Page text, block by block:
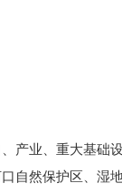
业、重大基础设
自然保护区、湿